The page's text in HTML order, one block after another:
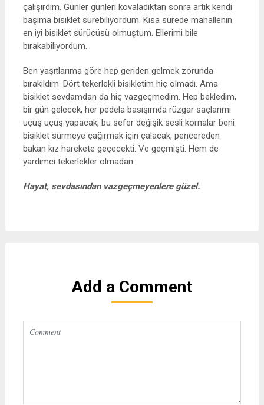
çalışırdım. Günler günleri kovaladıktan sonra artık kendi
başıma bisiklet sürebiliyordum. Kısa sürede mahallenin
en iyi bisiklet sürücüsü olmuştum. Ellerimi bile
bırakabiliyordum.
Ben yaşıtlarıma göre hep geriden gelmek zorunda
bırakıldım. Dört tekerlekli bisikletim hiç olmadı. Ama
bisiklet sevdamdan da hiç vazgeçmedim. Hep bekledim,
bir gün gelecek, her pedela basışımda rüzgar saçlarımı
uçuş uçuş yapacak, bu sefer değişik sesli kornalar beni
bisiklet sürmeye çağırmak için çalacak, pencereden
bakan kız harekete geçecekti. Ve geçmişti. Hem de
yardımcı tekerlekler olmadan.
Hayat, sevdasından vazgeçmeyenlere güzel.
Add a Comment